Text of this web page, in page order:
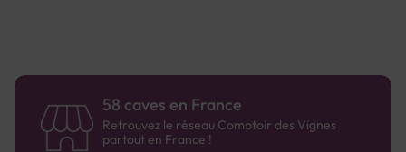
58 caves en France
Retrouvez le réseau Comptoir des Vignes
partout en France !